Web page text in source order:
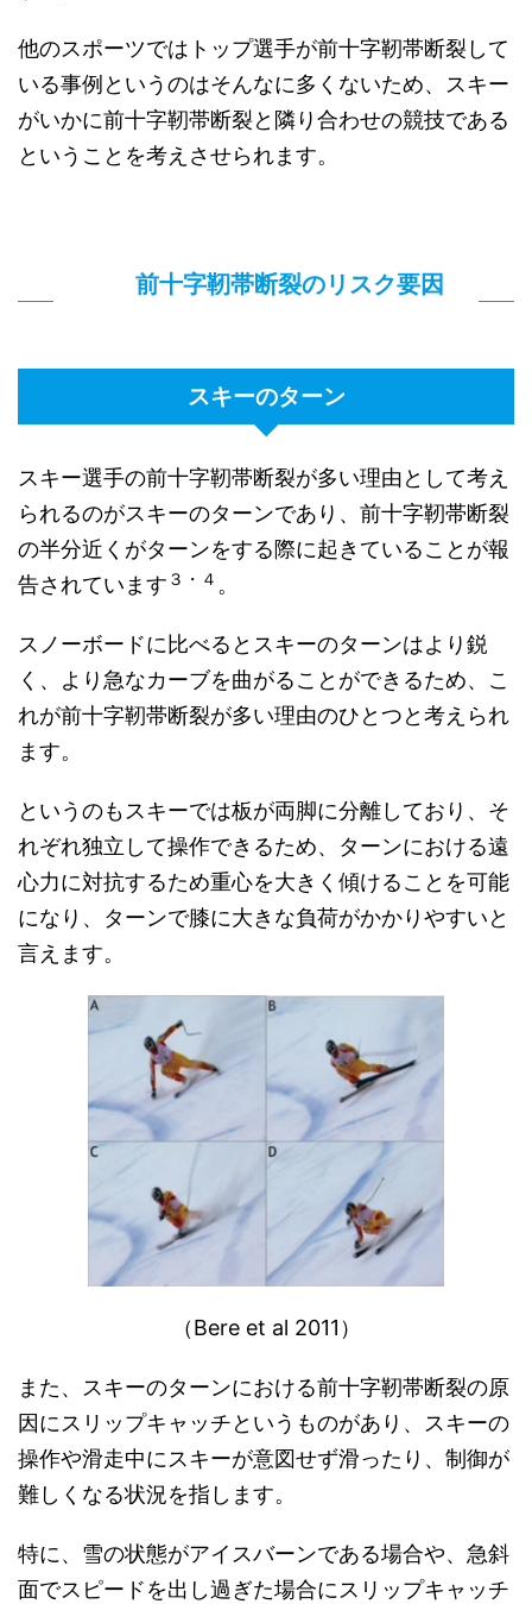
他のスポーツではトップ選手が前十字靭帯断裂して
いる事例というのはそんなに多くないため、スキー
がいかに前十字靭帯断裂と隣り合わせの競技である
ということを考えさせられます。
前十字靭帯断裂のリスク要因
スキーのターン
スキー選手の前十字靭帯断裂が多い理由として考え
られるのがスキーのターンであり、前十字靭帯断裂
の半分近くがターンをする際に起きていることが報
告されています ３・４ 。
スノーボードに比べるとスキーのターンはより鋭
く、より急なカーブを曲がることができるため、こ
れが前十字靭帯断裂が多い理由のひとつと考えられ
ます。
というのもスキーでは板が両脚に分離しており、そ
れぞれ独立して操作できるため、ターンにおける遠
心力に対抗するため重心を大きく傾けることを可能
になり、ターンで膝に大きな負荷がかかりやすいと
言えます。
（Bere et al 2011）
また、スキーのターンにおける前十字靭帯断裂の原
因にスリップキャッチというものがあり、スキーの
操作や滑走中にスキーが意図せず滑ったり、制御が
難しくなる状況を指します。
特に、雪の状態がアイスバーンである場合や、急斜
面でスピードを出し過ぎた場合にスリップキャッチ